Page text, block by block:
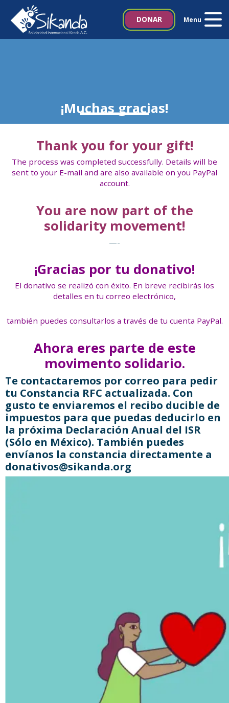
DONAR Menu
Inicio
Noticias
Contacto
Italia 5×1000
¡Muchas gracias!
Thank you for your gift!
The process was completed successfully. Details will be
sent to your E-mail and are also available on you PayPal
account.
You are now part of the
solidarity movement!
—-
¡Gracias por tu donativo!
El donativo se realizó con éxito. En breve recibirás los
detalles en tu correo electrónico,
también puedes consultarlos a través de tu cuenta PayPal.
Ahora eres parte de este
movimento solidario.
Te contactaremos por correo para pedir
tu Constancia RFC actualizada. Con
gusto te enviaremos el recibo ducible de
impuestos para que puedas deducirlo en
la próxima Declaración Anual del ISR
(Sólo en México). También puedes
envíanos la constancia directamente a
donativos@sikanda.org